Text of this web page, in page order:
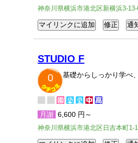
神奈川県横浜市港北区新横浜3-
STUDIO F
0
基礎からしっかり学べ
月謝 6,600 円～
神奈川県横浜市港北区日吉本町1-